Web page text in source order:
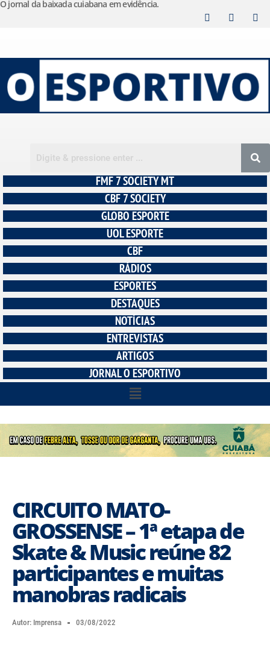
o
conteúdo
O jornal da baixada cuiabana em evidência.
FMF 7 SOCIETY MT
CBF 7 SOCIETY
GLOBO ESPORTE
UOL ESPORTE
CBF
RÁDIOS
ESPORTES
DESTAQUES
NOTÍCIAS
ENTREVISTAS
ARTIGOS
JORNAL O ESPORTIVO
CIRCUITO MATO-
GROSSENSE – 1ª etapa de
Skate & Music reúne 82
participantes e muitas
manobras radicais
Autor: Imprensa 03/08/2022